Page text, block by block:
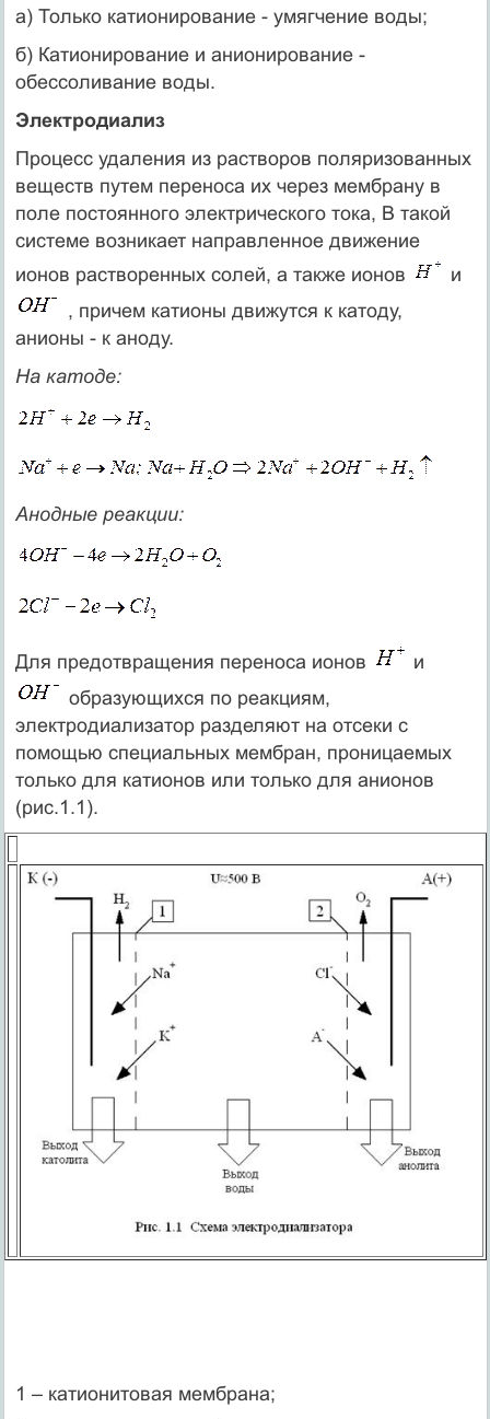
а) Только катионирование - умягчение воды;
б) Катионирование и анионирование -
обессоливание воды.
Электродиализ
Процесс удаления из растворов поляризованных
веществ путем переноса их через мембрану в
поле постоянного электрического тока, В такой
системе возникает направленное движение
ионов растворенных солей, а также ионов
и
, причем катионы движутся к катоду,
анионы - к аноду.
На катоде:
Анодные реакции:
Для предотвращения переноса ионов
и
образующихся по реакциям,
электродиализатор разделяют на отсеки с
помощью специальных мембран, проницаемых
только для катионов или только для анионов
(рис.1.1).
1 – катионитовая мембрана;